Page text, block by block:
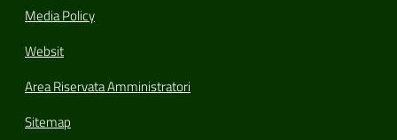
Media Policy
Websit
Area Riservata Amministratori
Sitemap